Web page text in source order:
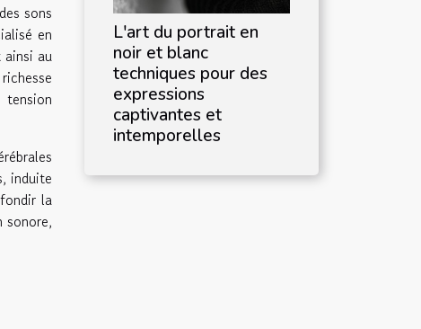
sons
en
au
induite
la
sonore,
L'art du portrait en
noir et blanc
techniques pour des
expressions
captivantes et
intemporelles